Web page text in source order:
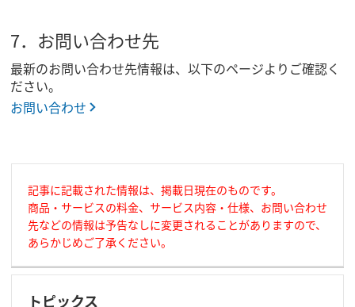
7．お問い合わせ先
最新のお問い合わせ先情報は、以下のページよりご確認く
ださい。
お問い合わせ
記事に記載された情報は、掲載日現在のものです。
商品・サービスの料金、サービス内容・仕様、お問い合わせ
先などの情報は予告なしに変更されることがありますので、
あらかじめご了承ください。
トピックス